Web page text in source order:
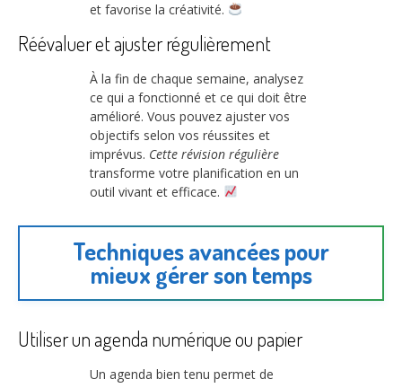
et favorise la créativité.
Réévaluer et ajuster régulièrement
À la fin de chaque semaine, analysez
ce qui a fonctionné et ce qui doit être
amélioré. Vous pouvez ajuster vos
objectifs selon vos réussites et
imprévus. Cette révision régulière
transforme votre planification en un
outil vivant et efficace.
Techniques avancées pour
mieux gérer son temps
Utiliser un agenda numérique ou papier
Un agenda bien tenu permet de